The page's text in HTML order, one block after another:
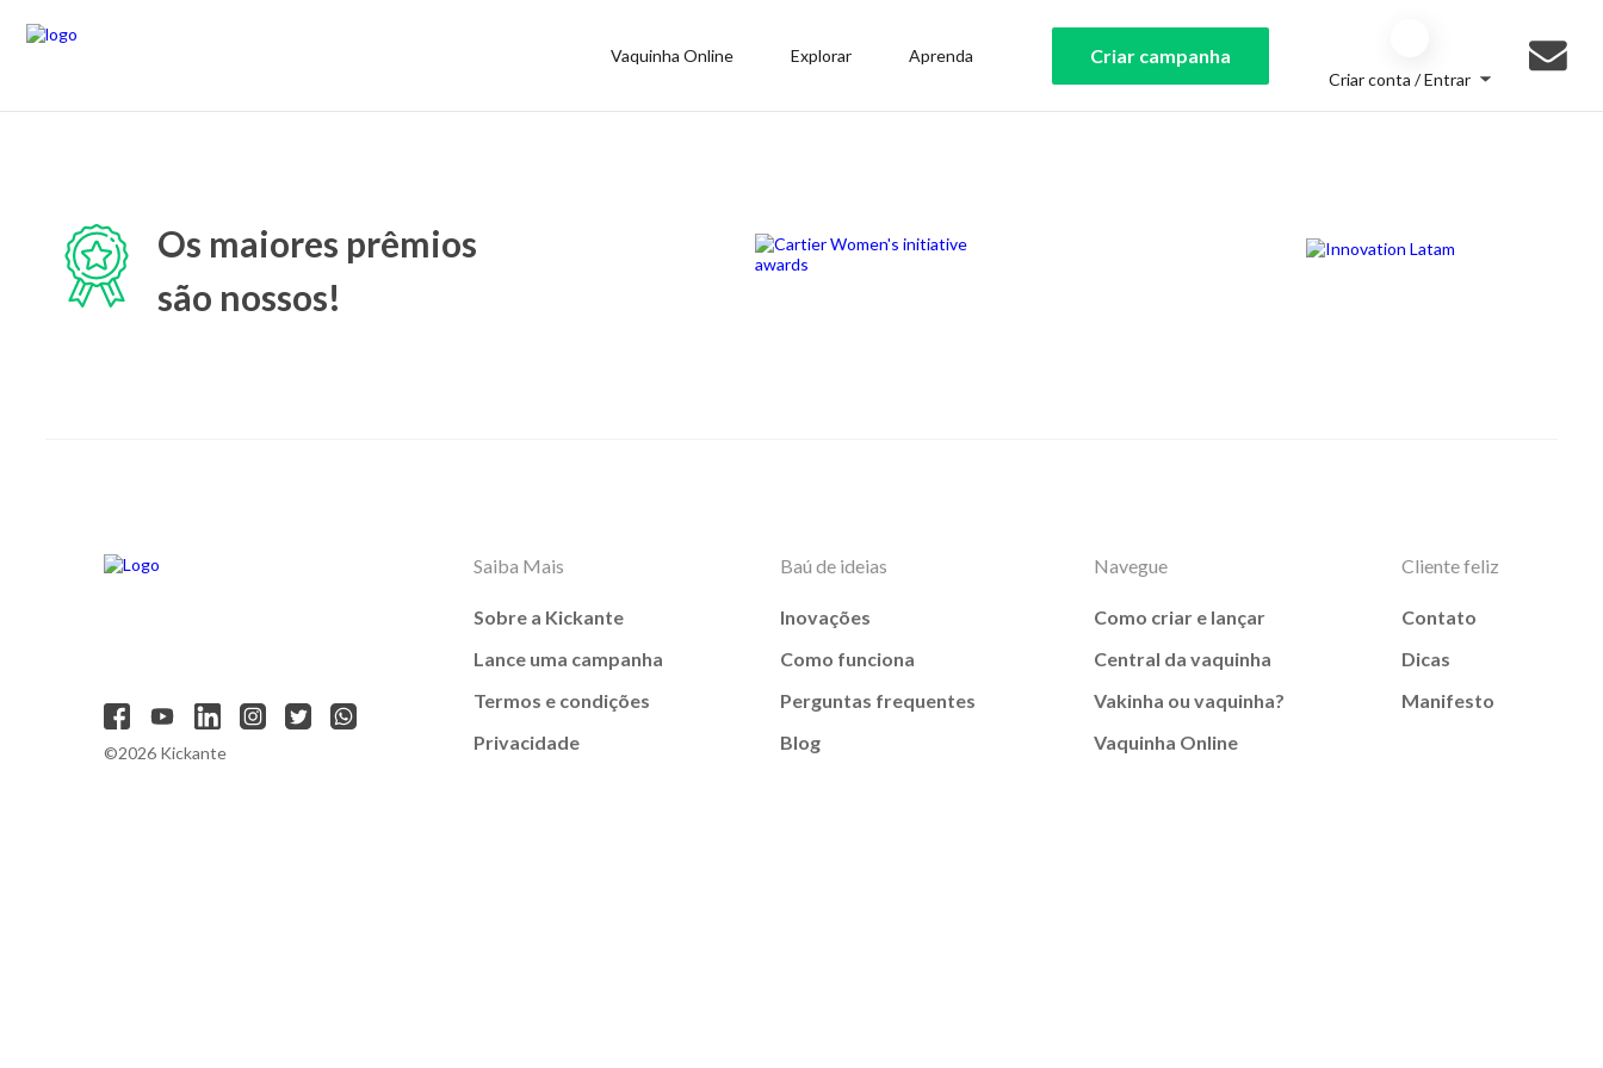
Vaquinha Online Explorar Aprenda Criar campanha
Criar conta / Entrar
Os maiores prêmios
são nossos!
©2026 Kickante
Saiba Mais
Sobre a Kickante
Lance uma campanha
Termos e condições
Privacidade
Baú de ideias
Inovações
Como funciona
Perguntas frequentes
Blog
Navegue
Como criar e lançar
Central da vaquinha
Vakinha ou vaquinha?
Vaquinha Online
Cliente feliz
Contato
Dicas
Manifesto